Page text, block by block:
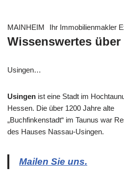
MAINHEIM Ihr Immobilienmakler
Wissenswertes über
Usingen…
Usingen ist eine Stadt im
Hessen. Die über 1200 Jahre alte
„Buchfinkenstadt“ im Taunus war
des Hauses Nassau-Usingen.
Mailen Sie uns.